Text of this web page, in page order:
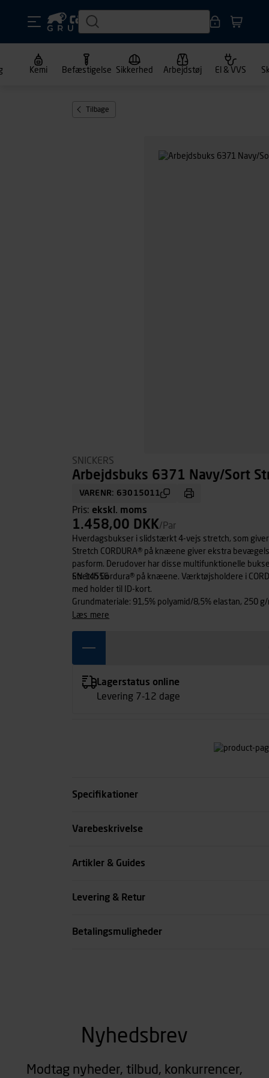
Kemi Befæstigelse Sikkerhed Arbejdstøj El & VVS
Tilbage
SNICKERS
Arbejdsbuks 6371 Navy/Sort
VARENR: 63015011
Pris: ekskl. moms
1.458,00 DKK/Par
Hverdagsbukser i slidstærkt 4-vejs stretch, som
Stretch CORDURA® på knæene giver ekstra
pasform. Derudover har disse multifunktionelle
EN 14556
Stretch Cordura® på knæene. Værktøjsholdere i
med holder til ID-kort.
Grundmateriale: 91,5% polyamid/8,5% elastan, 250 g/
læs mere
Lagerstatus online
Levering 7-12 dage
Specifikationer
Størrelse
Varebeskrivelse
Artikler & Guides
Levering & Retur
Betalingsmuligheder
Nyhedsbrev
Modtag nyheder, tilbud, konkurrencer,